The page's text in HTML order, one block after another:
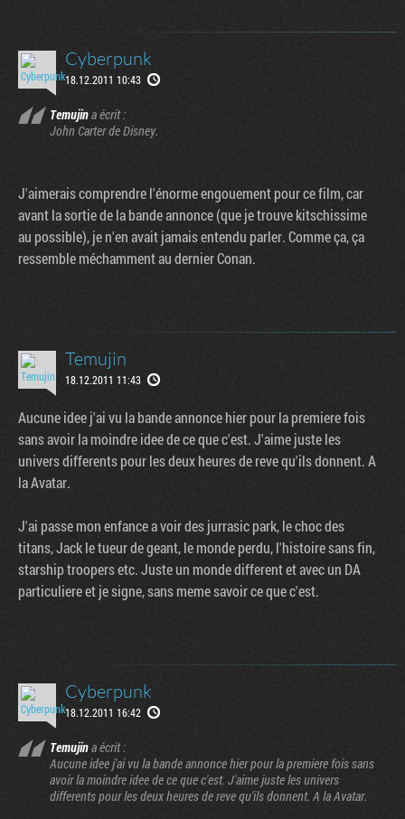
Cyberpunk
18.12.2011 10:43
Temujina écrit :
John Carter de Disney.
J'aimerais comprendre l'énorme engouement pour ce film, car
avant la sortie de la bande annonce (que je trouve kitschissime
au possible), je n'en avait jamais entendu parler. Comme ça, ça
ressemble méchamment au dernier Conan.
Temujin
18.12.2011 11:43
Aucune idee j'ai vu la bande annonce hier pour la premiere fois
sans avoir la moindre idee de ce que c'est. J'aime juste les
univers differents pour les deux heures de reve qu'ils donnent. A
la Avatar.
J'ai passe mon enfance a voir des jurrasic park, le choc des
titans, Jack le tueur de geant, le monde perdu, l'histoire sans fin,
starship troopers etc. Juste un monde different et avec un DA
particuliere et je signe, sans meme savoir ce que c'est.
Cyberpunk
18.12.2011 16:42
Temujina écrit :
Aucune idee j'ai vu la bande annonce hier pour la premiere fois sans
avoir la moindre idee de ce que c'est. J'aime juste les univers
differents pour les deux heures de reve qu'ils donnent. A la Avatar.